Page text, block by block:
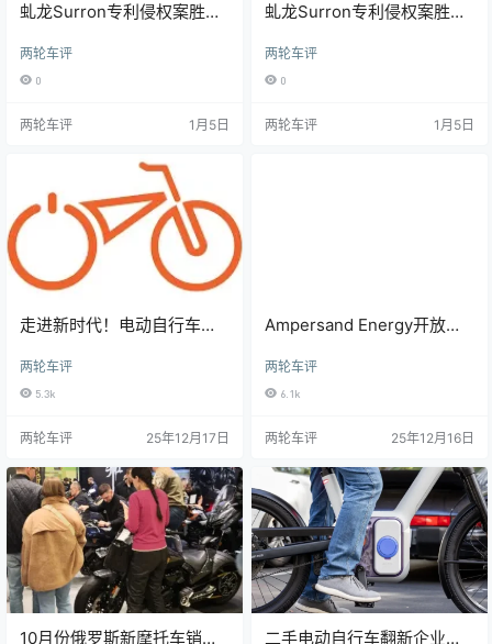
虬龙Surron专利侵权案胜诉
坚定立场
两轮车评
0
两轮车评 1月5日
虬龙Surron专利侵权案胜诉
坚定立场
两轮车评
0
两轮车评 1月5日
走进新时代！电动自行车品
产保护 此前已完成出售且无
力推进电池召回
两轮车评
5.3k
两轮车评 25年12月17日
Ampersand Energy开放电
东非电动摩托产业升级
两轮车评
6.1k
两轮车评 25年12月16日
10月份俄罗斯新摩托车销量 二手电动自行车翻新企业崛